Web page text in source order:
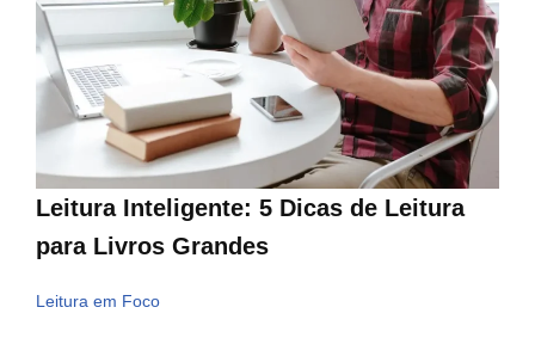
Leitura Inteligente: 5 Dicas de Leitura
para Livros Grandes
Leitura em Foco